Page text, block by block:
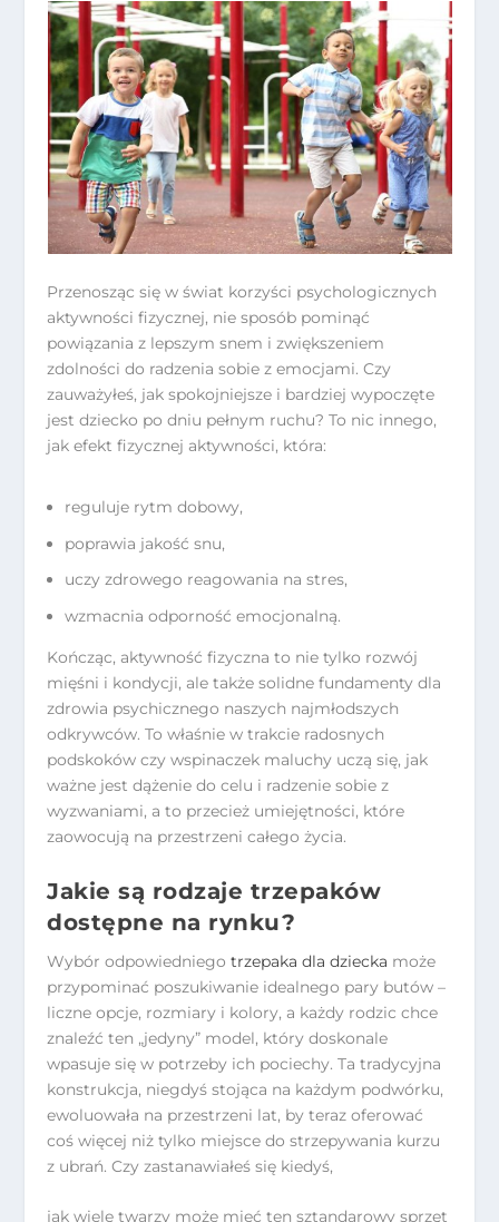
Przenosząc się w świat korzyści psychologicznych
aktywności fizycznej, nie sposób pominąć
powiązania z lepszym snem i zwiększeniem
zdolności do radzenia sobie z emocjami. Czy
zauważyłeś, jak spokojniejsze i bardziej wypoczęte
jest dziecko po dniu pełnym ruchu? To nic innego,
jak efekt fizycznej aktywności, która:
reguluje rytm dobowy,
poprawia jakość snu,
uczy zdrowego reagowania na stres,
wzmacnia odporność emocjonalną.
Kończąc, aktywność fizyczna to nie tylko rozwój
mięśni i kondycji, ale także solidne fundamenty dla
zdrowia psychicznego naszych najmłodszych
odkrywców. To właśnie w trakcie radosnych
podskoków czy wspinaczek maluchy uczą się, jak
ważne jest dążenie do celu i radzenie sobie z
wyzwaniami, a to przecież umiejętności, które
zaowocują na przestrzeni całego życia.
Jakie są rodzaje trzepaków
dostępne na rynku?
Wybór odpowiedniegotrzepaka dla dziecka może
przypominać poszukiwanie idealnego pary butów –
liczne opcje, rozmiary i kolory, a każdy rodzic chce
znaleźć ten „jedyny” model, który doskonale
wpasuje się w potrzeby ich pociechy. Ta tradycyjna
konstrukcja, niegdyś stojąca na każdym podwórku,
ewoluowała na przestrzeni lat, by teraz oferować
coś więcej niż tylko miejsce do strzepywania kurzu
z ubrań. Czy zastanawiałeś się kiedyś,
jak wiele twarzy może mieć ten sztandarowy sprzęt